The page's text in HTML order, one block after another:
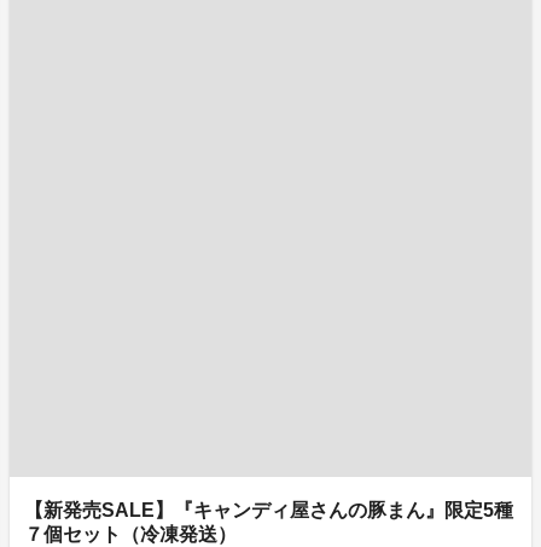
【新発売SALE】『キャンディ屋さんの豚まん』限定5種
７個セット（冷凍発送）